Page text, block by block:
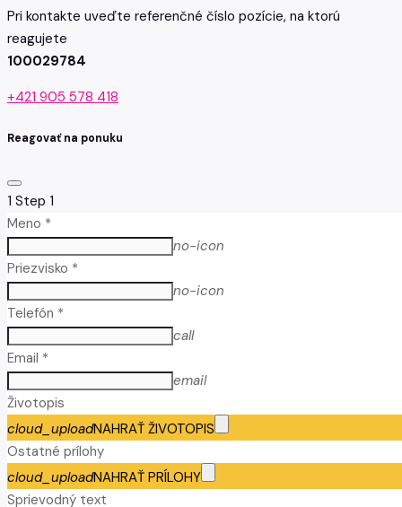
Pri kontakte uveďte referenčné číslo pozície, na ktorú
reagujete
100029784
+421 905 578 418
Reagovať na ponuku
1 Step 1
Meno *
no-icon
Priezvisko *
no-icon
Telefón *
call
Email *
email
Životopis
cloud_uploadNAHRAŤ ŽIVOTOPIS
Ostatné prílohy
cloud_uploadNAHRAŤ PRÍLOHY
Sprievodný text